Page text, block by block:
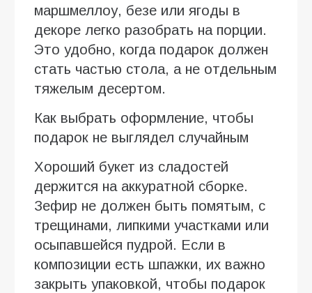
маршмеллоу, безе или ягоды в
декоре легко разобрать на порции.
Это удобно, когда подарок должен
стать частью стола, а не отдельным
тяжелым десертом.
Как выбрать оформление, чтобы
подарок не выглядел случайным
Хороший букет из сладостей
держится на аккуратной сборке.
Зефир не должен быть помятым, с
трещинами, липкими участками или
осыпавшейся пудрой. Если в
композиции есть шпажки, их важно
закрыть упаковкой, чтобы подарок